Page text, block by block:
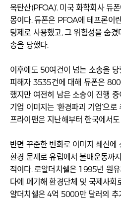
옥탄산(PFOA)’. 미국 화학회사 듀
몽이다. 듀폰은 PFOA에 테프론이
팅제로 사용했고, 그 위험성을 숨
송을 당했다.
이후에도 50여건이 넘는 소송을
피해자 3535건에 대해 듀폰은
했지만 여전히 남은 소송이 진행
기업 이미지는 ‘환경파괴 기업’으
프라이팬은 지난해부터 한국에서
반면 꾸준한 변화로 이미지 쇄신에
환경 문제로 유럽에서 불매운동까
적이다. 로얄더치쉘은 1995년 원
다에 폐기해 환경단체 및 국제사회
얄더치쉘은 4억 5000만 달러의 추